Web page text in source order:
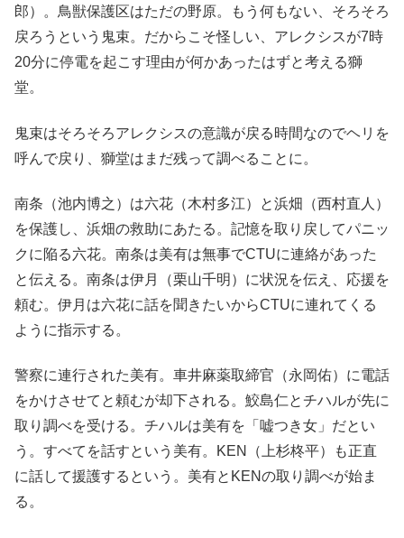
郎）。鳥獣保護区はただの野原。もう何もない、そろそろ
戻ろうという鬼束。だからこそ怪しい、アレクシスが7時
20分に停電を起こす理由が何かあったはずと考える獅
堂。
鬼束はそろそろアレクシスの意識が戻る時間なのでヘリを
呼んで戻り、獅堂はまだ残って調べることに。
南条（池内博之）は六花（木村多江）と浜畑（西村直人）
を保護し、浜畑の救助にあたる。記憶を取り戻してパニッ
クに陥る六花。南条は美有は無事でCTUに連絡があった
と伝える。南条は伊月（栗山千明）に状況を伝え、応援を
頼む。伊月は六花に話を聞きたいからCTUに連れてくる
ように指示する。
警察に連行された美有。車井麻薬取締官（永岡佑）に電話
をかけさせてと頼むが却下される。鮫島仁とチハルが先に
取り調べを受ける。チハルは美有を「嘘つき女」だとい
う。すべてを話すという美有。KEN（上杉柊平）も正直
に話して援護するという。美有とKENの取り調べが始ま
る。